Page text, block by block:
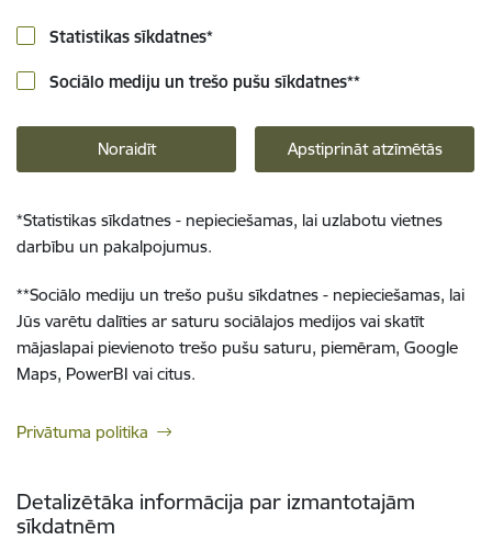
Statistikas sīkdatnes*
Sociālo mediju un trešo pušu sīkdatnes**
Noraidīt Apstiprināt atzīmētās
*Statistikas sīkdatnes - nepieciešamas, lai uzlabotu vietnes
darbību un pakalpojumus.
**Sociālo mediju un trešo pušu sīkdatnes - nepieciešamas, lai
Jūs varētu dalīties ar saturu sociālajos medijos vai skatīt
mājaslapai pievienoto trešo pušu saturu, piemēram, Google
Maps, PowerBI vai citus.
Privātuma politika
Detalizētāka informācija par izmantotajām
sīkdatnēm